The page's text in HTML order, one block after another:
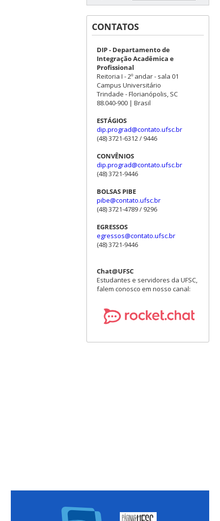
CONTATOS
DIP - Departamento de
Integração Acadêmica e
Profissional
Reitoria I - 2º andar - sala 01
Campus Universitário
Trindade - Florianópolis, SC
88.040-900 | Brasil
ESTÁGIOS
dip.prograd@contato.ufsc.br
(48) 3721-6312 / 9446
CONVÊNIOS
dip.prograd@contato.ufsc.br
(48) 3721-9446
BOLSAS PIBE
pibe@contato.ufsc.br
(48) 3721-4789 / 9296
EGRESSOS
egressos@contato.ufsc.br
(48) 3721-9446
Chat@UFSC
Estudantes e servidores da UFSC,
falem conosco em nosso canal: